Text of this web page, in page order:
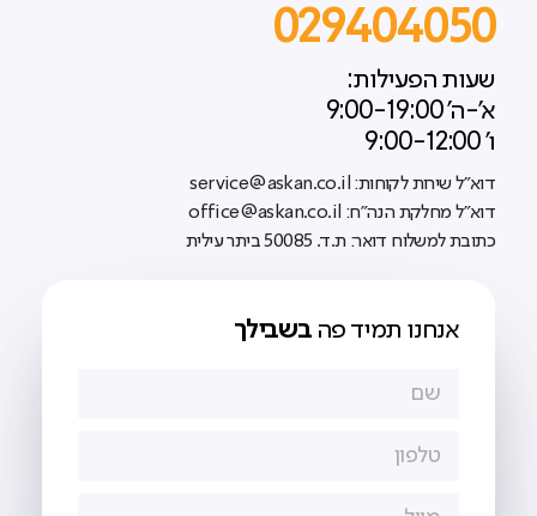
029404050
שעות הפעילות:
א'-ה' 9:00-19:00
ו' 9:00-12:00
דוא"ל שירות לקוחות: service@askan.co.il
דוא"ל מחלקת הנה"ח: office@askan.co.il
כתובת למשלוח דואר: ת.ד. 50085 ביתר עילית
אנחנו תמיד פה בשבילך